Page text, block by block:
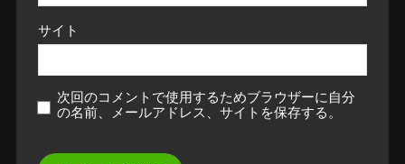
サイト
次回のコメントで使用するためブラウザーに自分
の名前、メールアドレス、サイトを保存する。